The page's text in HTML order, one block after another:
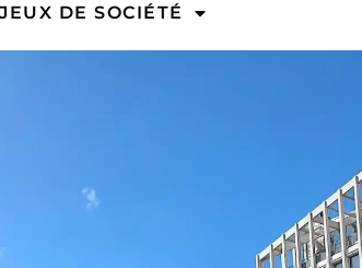
DE SOCIÉTÉ